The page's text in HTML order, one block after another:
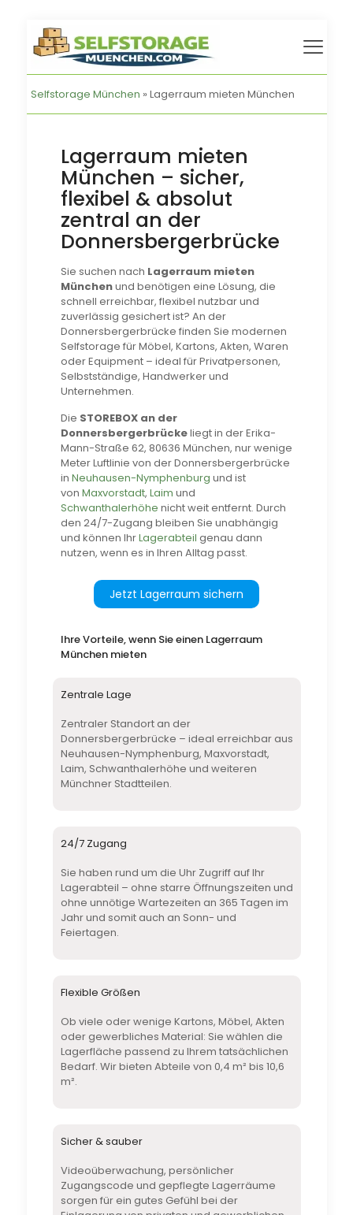
Selfstorage München » Lagerraum mieten München
Lagerraum mieten
München – sicher,
flexibel & absolut
zentral an der
Donnersbergerbrücke
Sie suchen nach Lagerraum mieten
Münchenund benötigen eine Lösung, die
schnell erreichbar, flexibel nutzbar und
zuverlässig gesichert ist? An der
Donnersbergerbrücke finden Sie modernen
Selfstorage für Möbel, Kartons, Akten, Waren
oder Equipment – ideal für Privatpersonen,
Selbstständige, Handwerker und
Unternehmen.
Die STOREBOX an der
Donnersbergerbrückeliegt in der Erika-
Mann-Straße 62, 80636 München, nur wenige
Meter Luftlinie von der Donnersbergerbrücke
in Neuhausen-Nymphenburg und ist
von Maxvorstadt, Laim und
Schwanthalerhöhe nicht weit entfernt. Durch
den 24/7-Zugang bleiben Sie unabhängig
und können IhrLagerabteil genau dann
nutzen, wenn es in Ihren Alltag passt.
Jetzt Lagerraum sichern
Ihre Vorteile, wenn Sie einen Lagerraum
München mieten
Zentrale Lage
Zentraler Standort an der
Donnersbergerbrücke – ideal erreichbar aus
Neuhausen-Nymphenburg, Maxvorstadt,
Laim, Schwanthalerhöhe und weiteren
Münchner Stadtteilen.
24/7 Zugang
Sie haben rund um die Uhr Zugriff auf Ihr
Lagerabteil – ohne starre Öffnungszeiten und
ohne unnötige Wartezeiten an 365 Tagen im
Jahr und somit auch an Sonn- und
Feiertagen.
Flexible Größen
Ob viele oder wenige Kartons, Möbel, Akten
oder gewerbliches Material: Sie wählen die
Lagerfläche passend zu Ihrem tatsächlichen
Bedarf. Wir bieten Abteile von 0,4 m² bis 10,6
m².
Sicher & sauber
Videoüberwachung, persönlicher
Zugangscode und gepflegte Lagerräume
sorgen für ein gutes Gefühl bei der